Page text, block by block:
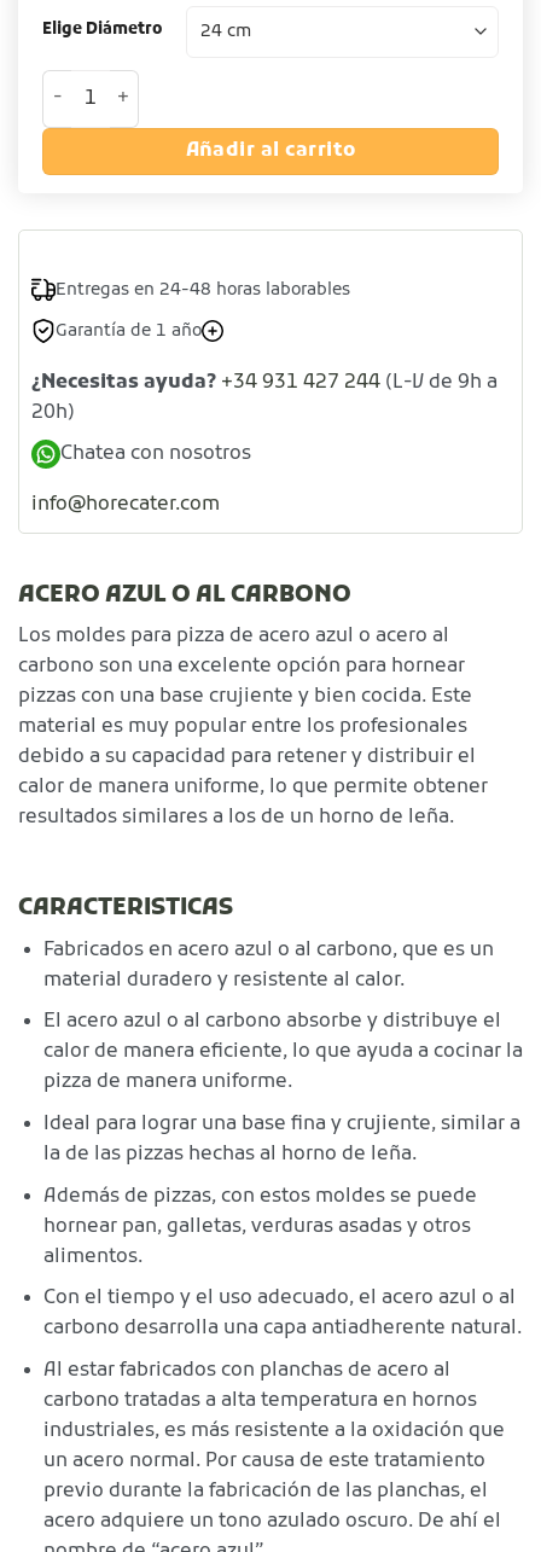
Elige Diámetro
Molde pizza de acero azulado cantidad
Añadir al carrito
Entregas en 24-48 horas laborables
Garantía de 1 año
¿Necesitas ayuda? +34 931 427 244 (L-V de 9h a
20h)
Chatea con nosotros
info@horecater.com
ACERO AZUL O AL CARBONO
Los moldes para pizza de acero azul o acero al
carbono son una excelente opción para hornear
pizzas con una base crujiente y bien cocida. Este
material es muy popular entre los profesionales
debido a su capacidad para retener y distribuir el
calor de manera uniforme, lo que permite obtener
resultados similares a los de un horno de leña.
CARACTERISTICAS
Fabricados en acero azul o al carbono, que es un
material duradero y resistente al calor.
El acero azul o al carbono absorbe y distribuye el
calor de manera eficiente, lo que ayuda a cocinar la
pizza de manera uniforme.
Ideal para lograr una base fina y crujiente, similar a
la de las pizzas hechas al horno de leña.
Además de pizzas, con estos moldes se puede
hornear pan, galletas, verduras asadas y otros
alimentos.
Con el tiempo y el uso adecuado, el acero azul o al
carbono desarrolla una capa antiadherente natural.
Al estar fabricados con planchas de acero al
carbono tratadas a alta temperatura en hornos
industriales, es más resistente a la oxidación que
un acero normal. Por causa de este tratamiento
previo durante la fabricación de las planchas, el
acero adquiere un tono azulado oscuro. De ahí el